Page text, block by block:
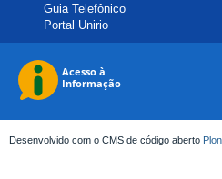
Guia Telefônico
Portal Unirio
Desenvolvido com o CMS de código aberto